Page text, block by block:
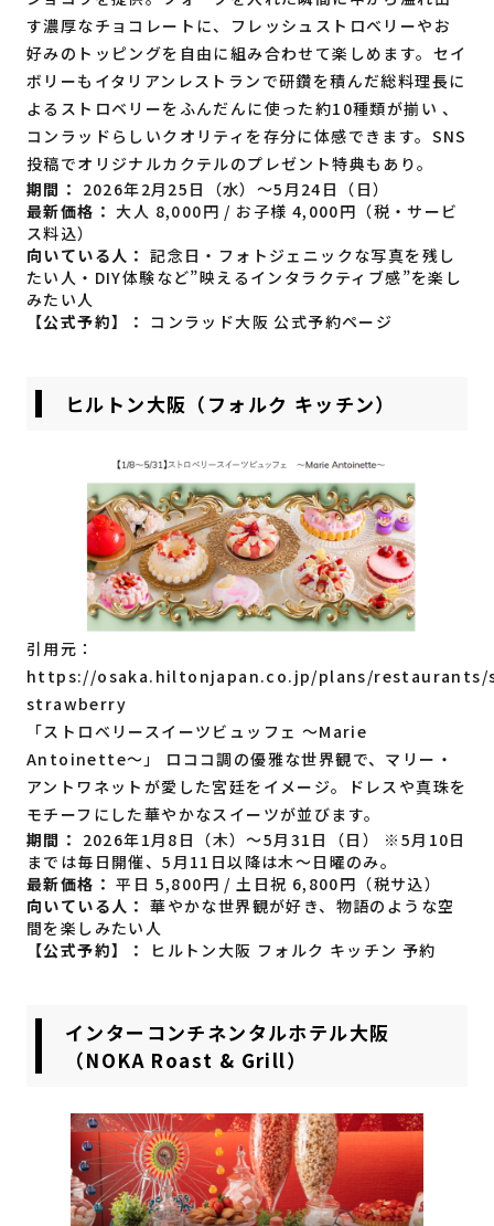
す濃厚なチョコレートに、フレッシュストロベリーやお
好みのトッピングを自由に組み合わせて楽しめます。セイ
ボリーもイタリアンレストランで研鑽を積んだ総料理長に
よるストロベリーをふんだんに使った約10種類が揃い 、
コンラッドらしいクオリティを存分に体感できます。SNS
投稿でオリジナルカクテルのプレゼント特典もあり。
期間： 2026年2月25日（水）～5月24日（日）
最新価格： 大人 8,000円 / お子様 4,000円（税・サービ
ス料込）
向いている人： 記念日・フォトジェニックな写真を残し
たい人・DIY体験など”映えるインタラクティブ感”を楽し
みたい人
【公式予約】： コンラッド大阪 公式予約ページ
ヒルトン大阪（フォルク キッチン）
引用元：
https://osaka.hiltonjapan.co.jp/plans/
strawberry
「ストロベリースイーツビュッフェ ～Marie
Antoinette～」 ロココ調の優雅な世界観で、マリー・
アントワネットが愛した宮廷をイメージ。ドレスや真珠を
モチーフにした華やかなスイーツが並びます。
期間： 2026年1月8日（木）～5月31日（日） ※5月10日
までは毎日開催、5月11日以降は木〜日曜のみ。
最新価格： 平日 5,800円 / 土日祝 6,800円（税サ込）
向いている人： 華やかな世界観が好き、物語のような空
間を楽しみたい人
【公式予約】：
ヒルトン大阪 フォルク キッチン 予約
インターコンチネンタルホテル大阪
（NOKA Roast & Grill）